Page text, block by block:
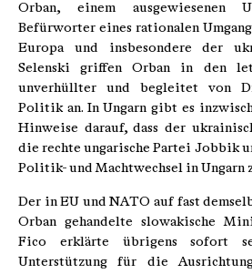
Orban, einem ausgewiesenen
Befürworter eines rationalen
Europa und insbesondere der
Selenski griffen Orban in den
unverhüllter und begleitet von
Politik an. In Ungarn gibt es
Hinweise darauf, dass der
die rechte ungarische Partei Jobbik
Politik- und Machtwechsel in Ungarn
Der in EU und NATO auf fast
Orban gehandelte slowakische
Fico erklärte übrigens sofort
Unterstützung für die